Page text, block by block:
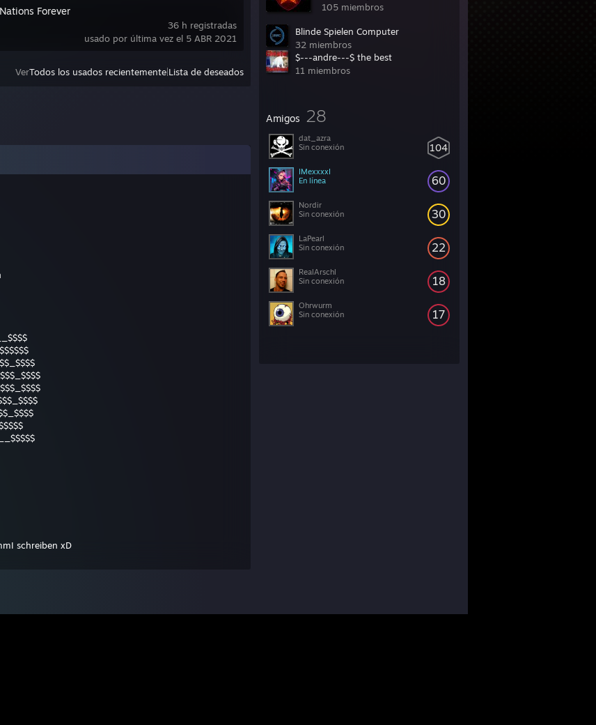
105 miembros
Blinde Spielen Computer
32 miembros
$---andre---$ the best
11 miembros
Amigos 28
104
dat_azra
Sin conexión
60
IMexxxxI
En línea
30
Nordir
Sin conexión
22
LaPearl
Sin conexión
18
RealArschl
Sin conexión
17
Ohrwurm
Sin conexión
36 h registradas
usado por última vez el 5 ABR 2021
Forever
VerTodos los usados recientemente Lista de deseados
schreiben xD